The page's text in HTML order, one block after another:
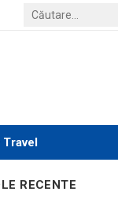
Travel
RECENTE